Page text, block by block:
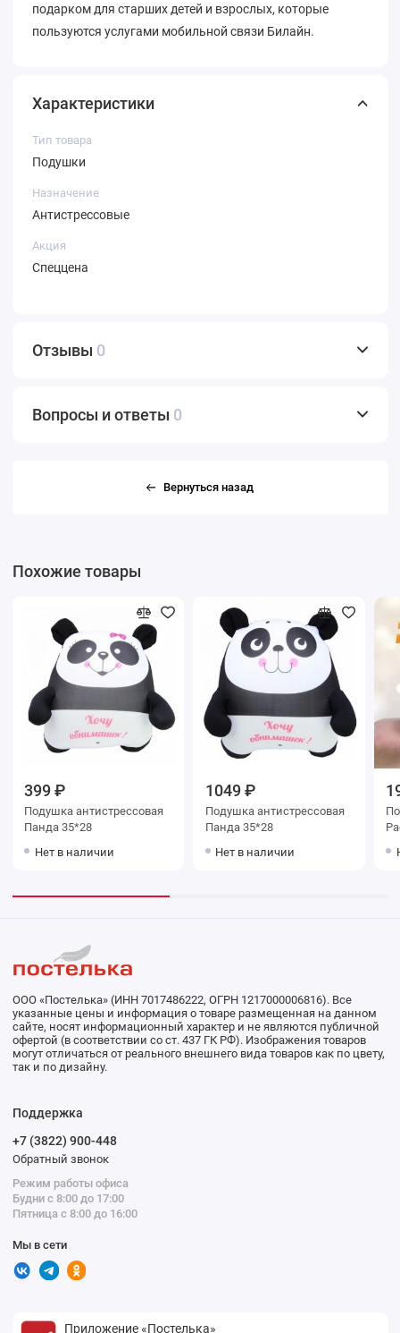
подарком для старших детей и взрослых, которые
пользуются услугами мобильной связи Билайн.
Характеристики
Тип товара
Подушки
Назначение
Антистрессовые
Акция
Спеццена
Отзывы 0
Вопросы и ответы 0
Вернуться назад
Похожие товары
399 ₽
Подушка антистрессовая
Панда 35*28
Нет в наличии
1049 ₽
Подушка антистрессовая
Панда 35*28
Нет в наличии
ООО «Постелька» (ИНН 7017486222, ОГРН 1217000006816). Все
указанные цены и информация о товаре размещенная на данном
сайте, носят информационный характер и не являются публичной
офертой (в соответствии со ст. 437 ГК РФ). Изображения товаров
могут отличаться от реального внешнего вида товаров как по цвету,
так и по дизайну.
Поддержка
+7 (3822) 900-448
Обратный звонок
Режим работы офиса
Будни с 8:00 до 17:00
Пятница с 8:00 до 16:00
Мы в сети
Приложение «Постелька»